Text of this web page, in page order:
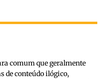
comum que geralmente
de conteúdo ilógico,